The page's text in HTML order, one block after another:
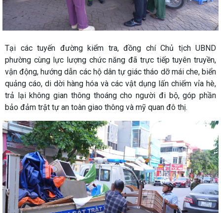
Tại các tuyến đường kiểm tra, đồng chí Chủ tịch UBND
phường cùng lực lượng chức năng đã trực tiếp tuyên truyền,
vận động, hướng dẫn các hộ dân tự giác tháo dỡ mái che, biển
quảng cáo, di dời hàng hóa và các vật dụng lấn chiếm vỉa hè,
trả lại không gian thông thoáng cho người đi bộ, góp phần
bảo đảm trật tự an toàn giao thông và mỹ quan đô thị.